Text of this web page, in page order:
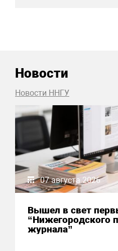
Новости
Новости ННГУ
07 августа 2026
Вышел в свет
“Нижегородского
журнала”